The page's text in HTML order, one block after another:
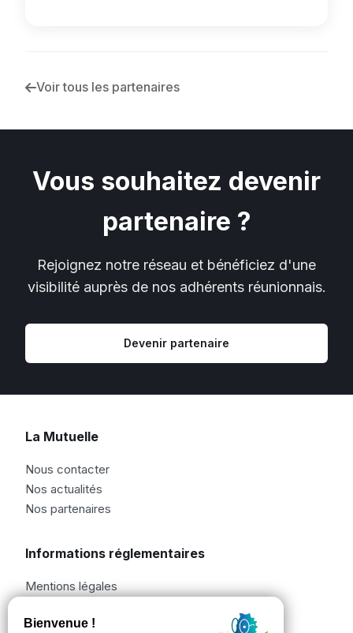
Voir tous les partenaires
Vous souhaitez devenir
partenaire ?
Rejoignez notre réseau et bénéficiez d'une
visibilité auprès de nos adhérents réunionnais.
Devenir partenaire
La Mutuelle
Nous contacter
Nos actualités
Nos partenaires
Informations réglementaires
Mentions légales
Bonnes pratiques